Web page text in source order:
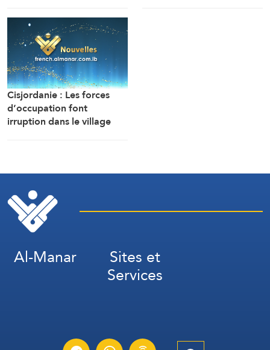
Manar)
Cisjordanie : Les forces
d’occupation font
irruption dans le village
Al-Manar Sites et
Services